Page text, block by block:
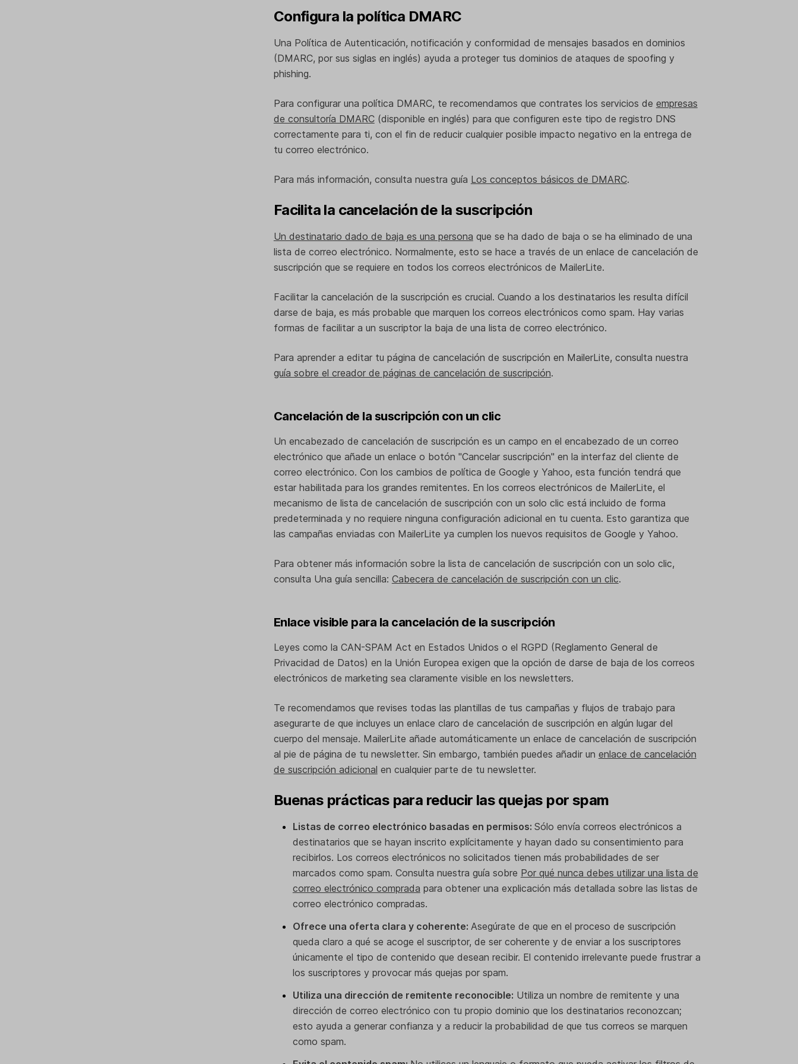
Configura la política DMARC
Una Política de Autenticación, notificación y conformidad de mensajes basados en dominios
(DMARC, por sus siglas en inglés) ayuda a proteger tus dominios de ataques de spoofing y
phishing.
Para configurar una política DMARC, te recomendamos que contrates los servicios de empresas
de consultoría DMARC(disponible en inglés) para que configuren este tipo de registro DNS
correctamente para ti, con el fin de reducir cualquier posible impacto negativo en la entrega de
tu correo electrónico.
Para más información, consulta nuestra guía Los conceptos básicos de DMARC.
Facilita la cancelación de la suscripción
Un destinatario dado de baja es una persona que se ha dado de baja o se ha eliminado de una
lista de correo electrónico. Normalmente, esto se hace a través de un enlace de cancelación de
suscripción que se requiere en todos los correos electrónicos de MailerLite.
Facilitar la cancelación de la suscripción es crucial. Cuando a los destinatarios les resulta difícil
darse de baja, es más probable que marquen los correos electrónicos como spam. Hay varias
formas de facilitar a un suscriptor la baja de una lista de correo electrónico.
Para aprender a editar tu página de cancelación de suscripción en MailerLite, consulta nuestra
guía sobre el creador de páginas de cancelación de suscripción.
Cancelación de la suscripción con un clic
Un encabezado de cancelación de suscripción es un campo en el encabezado de un correo
electrónico que añade un enlace o botón "Cancelar suscripción" en la interfaz del cliente de
correo electrónico. Con los cambios de política de Google y Yahoo, esta función tendrá que
estar habilitada para los grandes remitentes. En los correos electrónicos de MailerLite, el
mecanismo de lista de cancelación de suscripción con un solo clic está incluido de forma
predeterminada y no requiere ninguna configuración adicional en tu cuenta. Esto garantiza que
las campañas enviadas con MailerLite ya cumplen los nuevos requisitos de Google y Yahoo.
Para obtener más información sobre la lista de cancelación de suscripción con un solo clic,
consulta Una guía sencilla: Cabecera de cancelación de suscripción con un clic.
Enlace visible para la cancelación de la suscripción
Leyes como la CAN-SPAM Act en Estados Unidos o el RGPD (Reglamento General de
Privacidad de Datos) en la Unión Europea exigen que la opción de darse de baja de los correos
electrónicos de marketing sea claramente visible en los newsletters.
Te recomendamos que revises todas las plantillas de tus campañas y flujos de trabajo para
asegurarte de que incluyes un enlace claro de cancelación de suscripción en algún lugar del
cuerpo del mensaje. MailerLite añade automáticamente un enlace de cancelación de suscripción
al pie de página de tu newsletter. Sin embargo, también puedes añadir un enlace de cancelación
de suscripción adicional en cualquier parte de tu newsletter.
Buenas prácticas para reducir las quejas por spam
Listas de correo electrónico basadas en permisos: Sólo envía correos electrónicos a
destinatarios que se hayan inscrito explícitamente y hayan dado su consentimiento para
recibirlos. Los correos electrónicos no solicitados tienen más probabilidades de ser
marcados como spam. Consulta nuestra guía sobre Por qué nunca debes utilizar una lista de
correo electrónico comprada para obtener una explicación más detallada sobre las listas de
correo electrónico compradas.
Ofrece una oferta clara y coherente: Asegúrate de que en el proceso de suscripción
queda claro a qué se acoge el suscriptor, de ser coherente y de enviar a los suscriptores
únicamente el tipo de contenido que desean recibir. El contenido irrelevante puede frustrar a
los suscriptores y provocar más quejas por spam.
Utiliza una dirección de remitente reconocible: Utiliza un nombre de remitente y una
dirección de correo electrónico con tu propio dominio que los destinatarios reconozcan;
esto ayuda a generar confianza y a reducir la probabilidad de que tus correos se marquen
como spam.